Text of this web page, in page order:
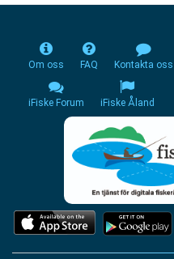
Om oss FAQ Kontakta oss
iFiske Forum iFiske Åland